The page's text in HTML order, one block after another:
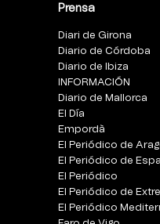
Prensa
Diari de Girona
Diario de Córdoba
Diario de Ibiza
INFORMACIÓN
Diario de Mallorca
El Día
Empordà
El Periódico de
El Periódico de
El Periódico
El Periódico de
El Periódico